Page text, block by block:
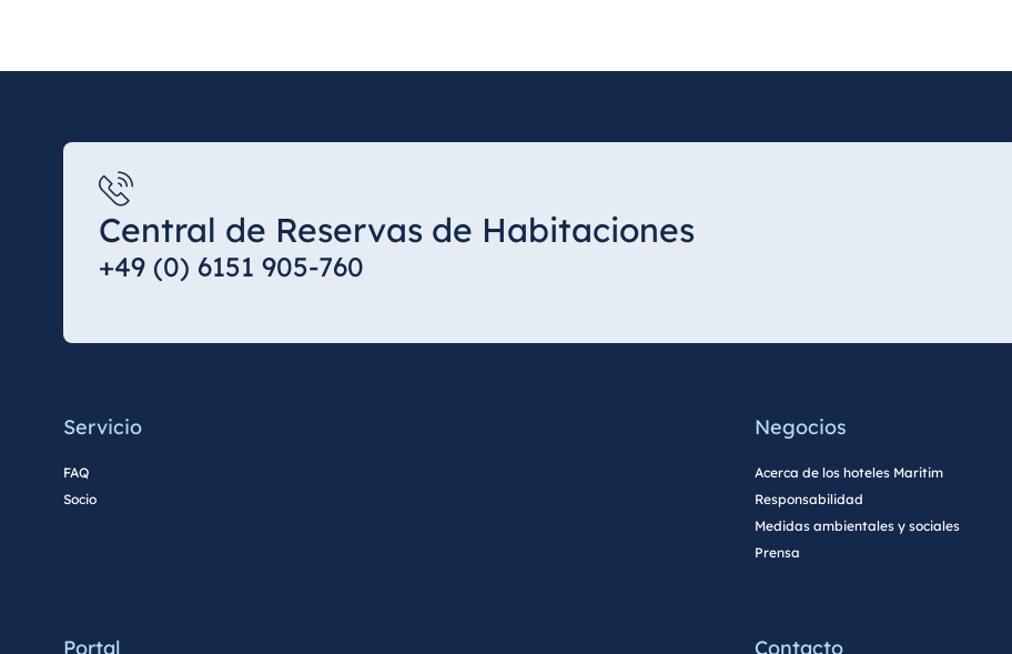
Central de Reservas de Habitaciones
+49 (0) 6151 905-760
Servicio
FAQ
Socio
Negocios
Acerca de los hoteles Maritim
Responsabilidad
Medidas ambientales y sociales
Prensa
Portal Contacto